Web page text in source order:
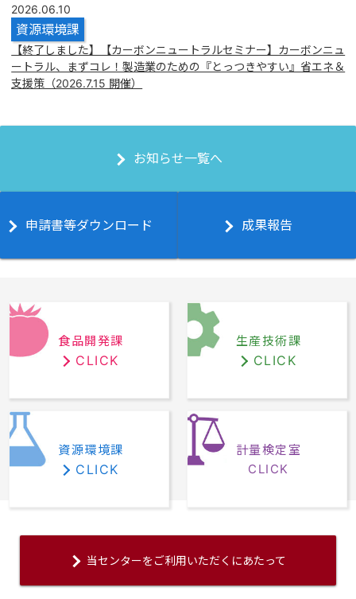
2026.06.10
資源環境課
【終了しました】【カーボンニュートラルセミナー】カーボンニュ
ートラル、まずコレ！製造業のための『とっつきやすい』省エネ＆
支援策（2026.7.15 開催）
お知らせ一覧へ
申請書等ダウンロード 成果報告
食品開発課
CLICK
生産技術課
CLICK
資源環境課
CLICK
計量検定室
CLICK
当センターをご利用いただくにあたって